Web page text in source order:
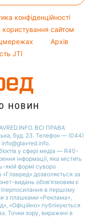
конфіденційності
сайтом
Архів
JTI
НОВИН
ВСІ ПРАВА
буд. 23. Телефон — (044)
у сфері медіа — R40-
інформації, яка містить
якій формi суворо
«Главред» дозволяється за
видань обов’язковим є
в першому
з плашками «Реклама»,
«Офіційно» публікуються
Точки зору, виражені в